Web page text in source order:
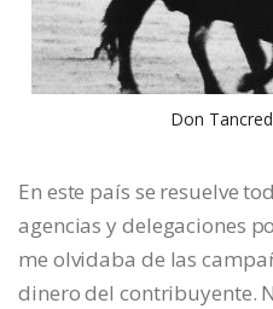
Don
En este país se resuelve
agencias y delegaciones
me olvidaba de las
dinero del contribuyente.